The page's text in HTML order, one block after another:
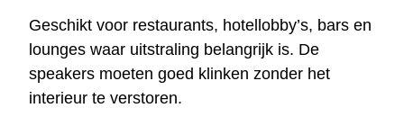
Geschikt voor restaurants, hotellobby’s, bars en
lounges waar uitstraling belangrijk is. De
speakers moeten goed klinken zonder het
interieur te verstoren.